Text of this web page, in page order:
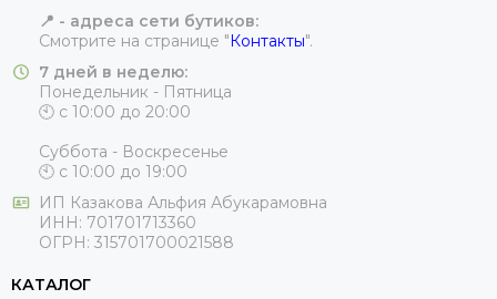
📍 - адреса сети бутиков:
Смотрите на странице "Контакты".
7 дней в неделю:
Понедельник - Пятница
🕙 с 10:00 до 20:00
Суббота - Воскресенье
🕙 с 10:00 до 19:00
ИП Казакова Альфия Абукарамовна
ИНН: 701701713360
ОГРН: 315701700021588
КАТАЛОГ